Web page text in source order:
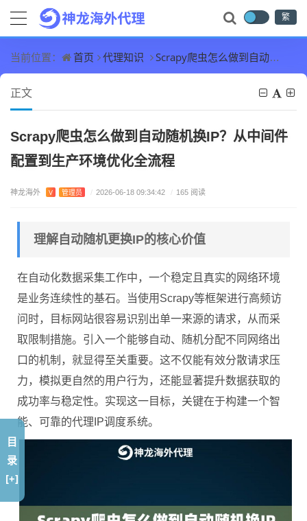
繁
当前位置： 首页 代理知识 Scrapy爬虫怎么做到自动随机换IP？从中间件配置到生产环境优化全流程
正文
Scrapy爬虫怎么做到自动随机换IP？从中间件
配置到生产环境优化全流程
神龙海外 V 管理员 / 2026-06-18 09:34:42 / 165 阅读
理解自动随机更换IP的核心价值
在自动化数据采集工作中，一个稳定且真实的网络环境
是业务连续性的基石。当使用Scrapy等框架进行高频访
问时，目标网站很容易识别出单一来源的请求，从而采
取限制措施。引入一个能够自动、随机分配不同网络出
口的机制，就显得至关重要。这不仅能有效分散请求压
力，模拟更自然的用户行为，还能显著提升数据获取的
成功率与稳定性。实现这一目标，关键在于构建一个智
能、可靠的代理IP调度系统。
目
录
[+]